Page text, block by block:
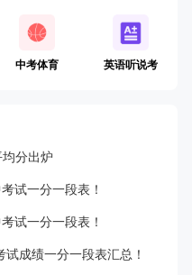
中考体育 英语听说考
分出炉
试一分一段表！
试一分一段表！
成绩一分一段表汇总！